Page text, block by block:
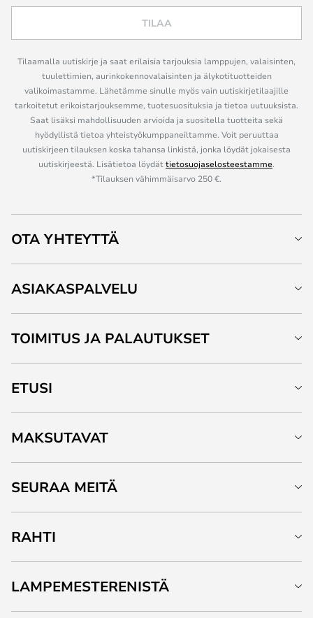
TILAA
Tilaamalla uutiskirje ja saat erilaisia tarjouksia lamppujen, valaisinten,
tuulettimien, aurinkokennovalaisinten ja älykotituotteiden
valikoimastamme. Lähetämme sinulle myös vain uutiskirjetilaajille
tarkoitetut erikoistarjouksemme, tuotesuosituksia ja tietoa uutuuksista.
Saat lisäksi mahdollisuuden arvioida ja suositella tuotteita sekä
hyödyllistä tietoa yhteistyökumppaneiltamme. Voit peruuttaa
uutiskirjeen tilauksen koska tahansa linkistä, jonka löydät jokaisesta
uutiskirjeestä. Lisätietoa löydättietosuojaselosteestamme.
*Tilauksen vähimmäisarvo 250 €.
OTA YHTEYTTÄ
ASIAKASPALVELU
TOIMITUS JA PALAUTUKSET
ETUSI
MAKSUTAVAT
SEURAA MEITÄ
RAHTI
LAMPEMESTERENISTÄ